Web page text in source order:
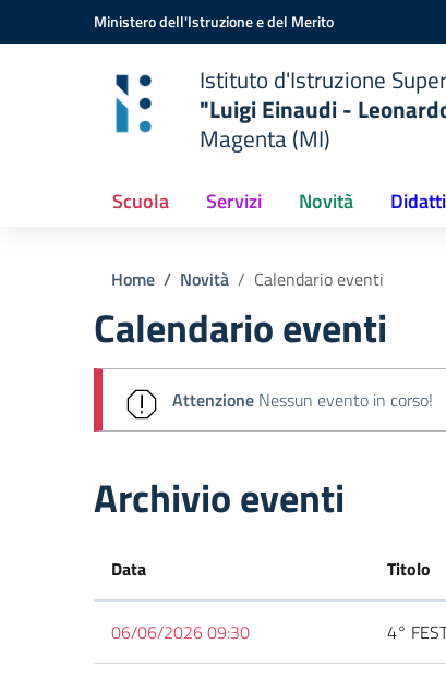
Vai ai contenuti
Vai al menu di navigazioneMinistero dell'Istruzione e del Merito
Istituto d'Istruzione
"Luigi Einaudi -
Magenta (MI)
Scuola Servizi Novità
Home Novità Calendario eventi
Calendario eventi
Attenzione Nessun evento in corso!
Archivio eventi
Data Titolo
06/06/2026 09:30 4°